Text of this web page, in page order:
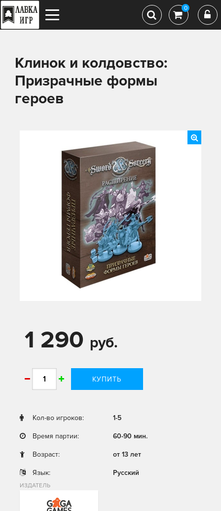
0
Клинок и колдовство:
Призрачные формы
героев
1 290 руб.
КУПИТЬ
Кол-во игроков: 1-5
Время партии: 60-90 мин.
Возраст: от 13 лет
Язык: Русский
ИЗДАТЕЛЬ